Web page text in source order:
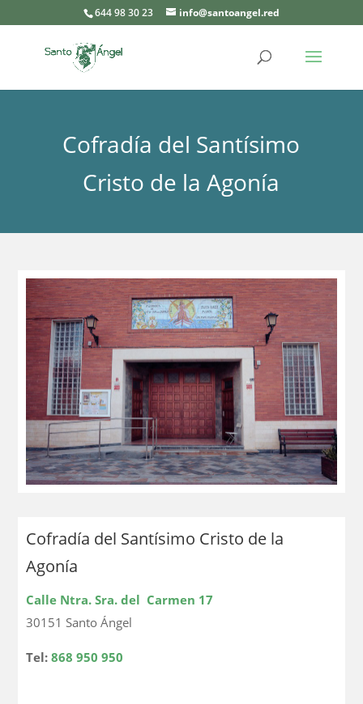
644 98 30 23 info@santoangel.red
Cofradía del Santísimo
Cristo de la Agonía
Cofradía del Santísimo Cristo de la
Agonía
Calle Ntra. Sra. del Carmen 17
30151 Santo Ángel
Tel: 868 950 950